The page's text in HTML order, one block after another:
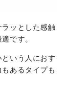
ッとした感触
です。
いう人におす
あるタイプも